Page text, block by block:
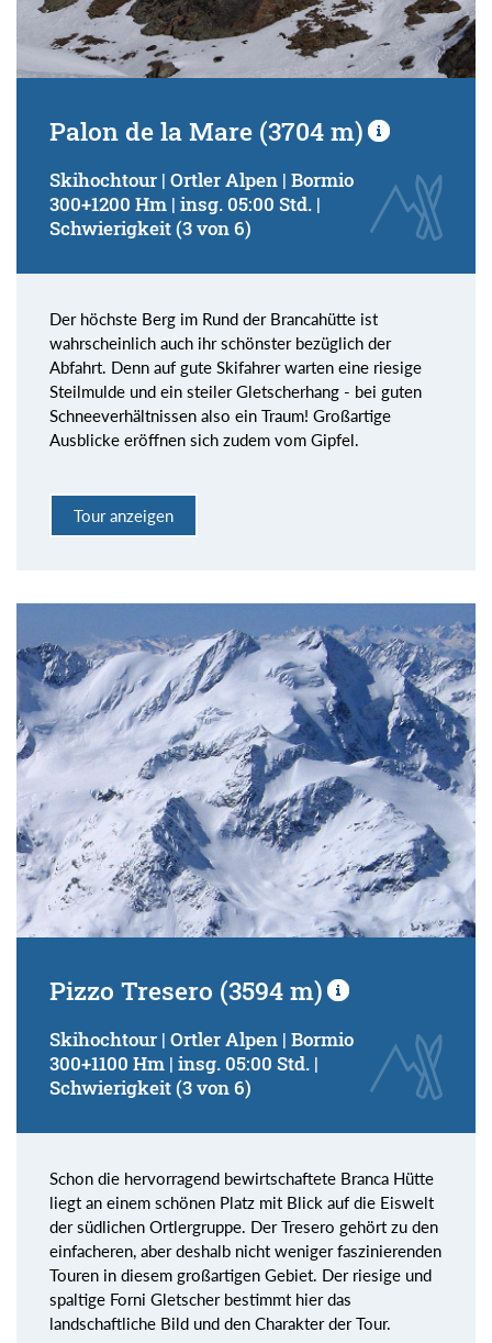
Palon de la Mare (3704 m)
Skihochtour | Ortler Alpen | Bormio
300+1200 Hm | insg. 05:00 Std. |
Schwierigkeit (3 von 6)
Der höchste Berg im Rund der Brancahütte ist
wahrscheinlich auch ihr schönster bezüglich der
Abfahrt. Denn auf gute Skifahrer warten eine riesige
Steilmulde und ein steiler Gletscherhang - bei guten
Schneeverhältnissen also ein Traum! Großartige
Ausblicke eröffnen sich zudem vom Gipfel.
Tour anzeigen
Pizzo Tresero (3594 m)
Skihochtour | Ortler Alpen | Bormio
300+1100 Hm | insg. 05:00 Std. |
Schwierigkeit (3 von 6)
Schon die hervorragend bewirtschaftete Branca Hütte
liegt an einem schönen Platz mit Blick auf die Eiswelt
der südlichen Ortlergruppe. Der Tresero gehört zu den
einfacheren, aber deshalb nicht weniger faszinierenden
Touren in diesem großartigen Gebiet. Der riesige und
spaltige Forni Gletscher bestimmt hier das
landschaftliche Bild und den Charakter der Tour.